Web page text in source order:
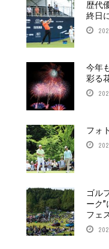
歴代
終日
今年
彩る
フォ
ゴル
ーク
フェ